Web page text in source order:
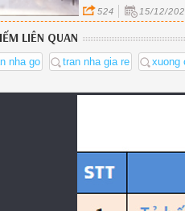
Bằng cách chọn lựa
và sắp xếp hợp lý,
tối đa không gian
524 15/12/
LIÊN QUAN
nha go tran nha gia re xuong